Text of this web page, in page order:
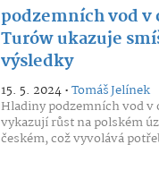
podzemních vod v
Turów ukazuje
výsledky
15. 5. 2024 •Tomáš Jelínek
Hladiny podzemních vod v
vykazují růst na polském
českém, což vyvolává